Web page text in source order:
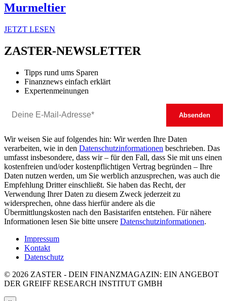
Murmeltier
JETZT LESEN
ZASTER-NEWSLETTER
Tipps rund ums Sparen
Finanznews einfach erklärt
Expertenmeinungen
Wir weisen Sie auf folgendes hin: Wir werden Ihre Daten
verarbeiten, wie in den Datenschutzinformationen beschrieben. Das
umfasst insbesondere, dass wir – für den Fall, dass Sie mit uns einen
kostenfreien und/oder kostenpflichtigen Vertrag begründen – Ihre
Daten nutzen werden, um Sie werblich anzusprechen, was auch die
Empfehlung Dritter einschließt. Sie haben das Recht, der
Verwendung Ihrer Daten zu diesem Zweck jederzeit zu
widersprechen, ohne dass hierfür andere als die
Übermittlungskosten nach den Basistarifen entstehen. Für nähere
Informationen lesen Sie bitte unsere Datenschutzinformationen.
Impressum
Kontakt
Datenschutz
© 2026 ZASTER - DEIN FINANZMAGAZIN: EIN ANGEBOT
DER GREIFF RESEARCH INSTITUT GMBH